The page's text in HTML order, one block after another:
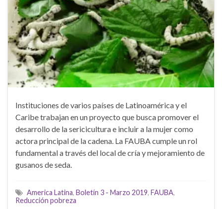
Instituciones de varios países de Latinoamérica y el
Caribe trabajan en un proyecto que busca promover el
desarrollo de la sericicultura e incluir a la mujer como
actora principal de la cadena. La FAUBA cumple un rol
fundamental a través del local de cría y mejoramiento de
gusanos de seda.
America Latina, Boletín 3 - Marzo 2019, FAUBA,
Reducción pobreza